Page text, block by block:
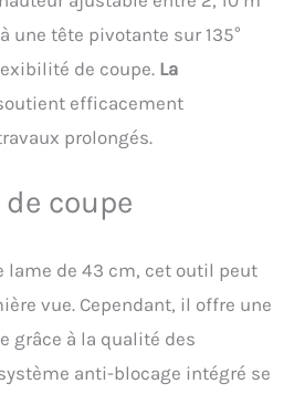
une tête pivotante sur 135°
de coupe. La
efficacement
prolongés.
coupe
lame de 43 cm, cet outil peut
vue. Cependant, il offre une
grâce à la qualité des
anti-blocage intégré se